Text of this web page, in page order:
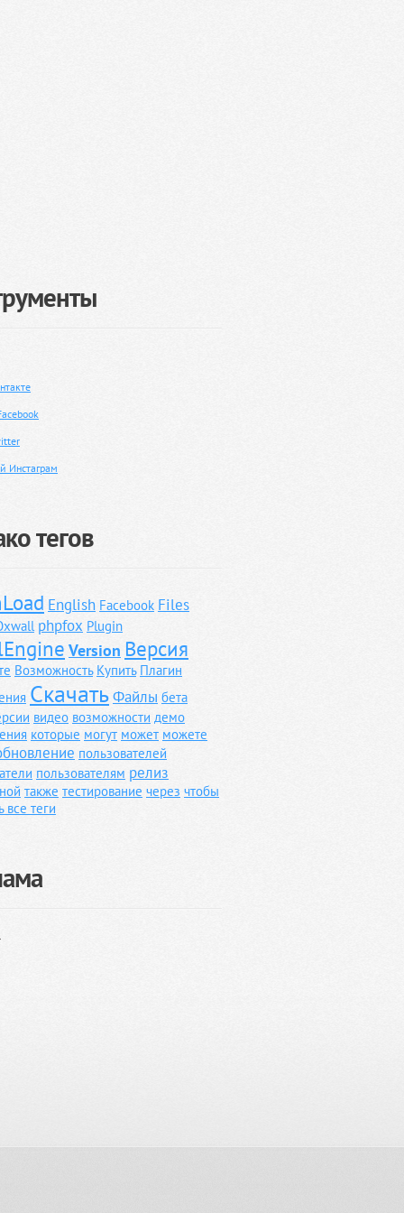
Инстаграм
тегов
English Facebook Files
phpfox Plugin
Version Версия
Возможность Купить Плагин
СкачатьФайлы бета
видео возможности демо
которые могут может можете
пользователей
пользователям релиз
также тестирование через чтобы
все теги